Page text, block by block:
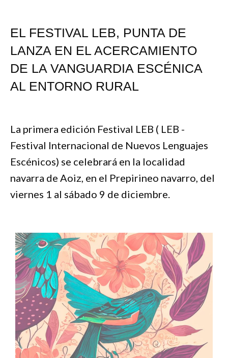
EL FESTIVAL LEB, PUNTA DE
LANZA EN EL ACERCAMIENTO
DE LA VANGUARDIA ESCÉNICA
AL ENTORNO RURAL
La primera edición Festival LEB ( LEB -
Festival Internacional de Nuevos Lenguajes
Escénicos) se celebrará en la localidad
navarra de Aoiz, en el Prepirineo navarro, del
viernes 1 al sábado 9 de diciembre.